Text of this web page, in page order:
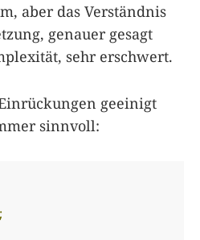
aber das Verständnis
genauer gesagt
sehr erschwert.
geeinigt
sinnvoll: